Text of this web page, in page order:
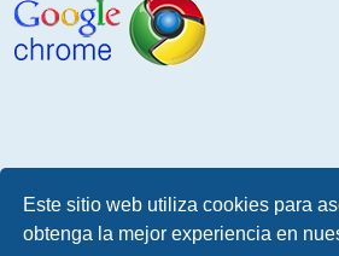
Este sitio web utiliza cookies para
obtenga la mejor experiencia en